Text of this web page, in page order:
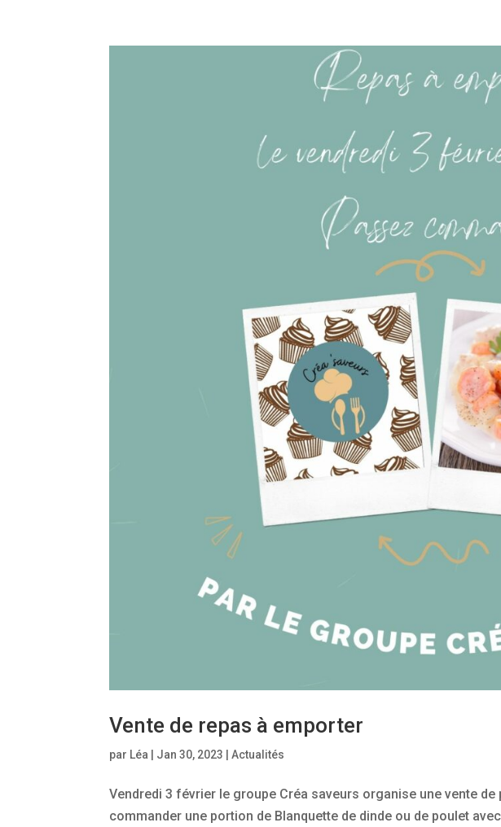
Vente de repas à emporter
par Léa Jan 30, 2023 |Actualités
Vendredi 3 février le groupe Créa saveurs organise une vente
commander une portion de Blanquette de dinde ou de poulet